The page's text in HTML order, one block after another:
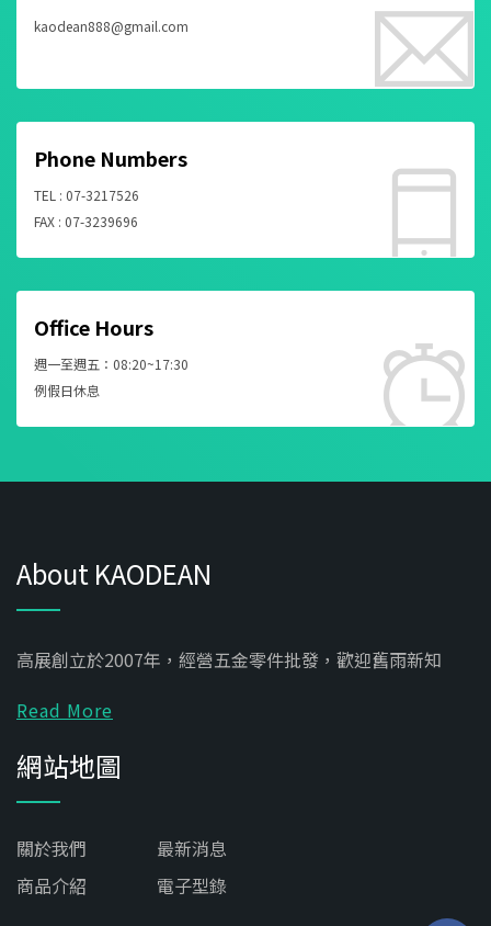
kaodean888@gmail.com
Phone Numbers
TEL : 07-3217526
FAX : 07-3239696
Office Hours
週一至週五：08:20~17:30
例假日休息
About KAODEAN
高展創立於2007年，經營五金零件批發，歡迎舊雨新知
Read More
網站地圖
關於我們
最新消息
商品介紹
電子型錄